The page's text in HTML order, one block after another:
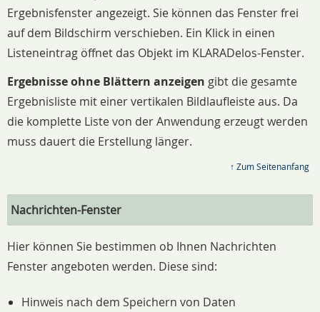
Ergebnisfenster angezeigt. Sie können das Fenster frei
auf dem Bildschirm verschieben. Ein Klick in einen
Listeneintrag öffnet das Objekt im KLARADelos-Fenster.
Ergebnisse ohne Blättern anzeigen gibt die gesamte
Ergebnisliste mit einer vertikalen Bildlaufleiste aus. Da
die komplette Liste von der Anwendung erzeugt werden
muss dauert die Erstellung länger.
↑ Zum Seitenanfang
Nachrichten-Fenster
Hier können Sie bestimmen ob Ihnen Nachrichten
Fenster angeboten werden. Diese sind:
Hinweis nach dem Speichern von Daten